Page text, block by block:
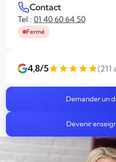
Contact
Tel : 01 40 60 64 50
Fermé
4,8/5 (211
Demander un
Devenir